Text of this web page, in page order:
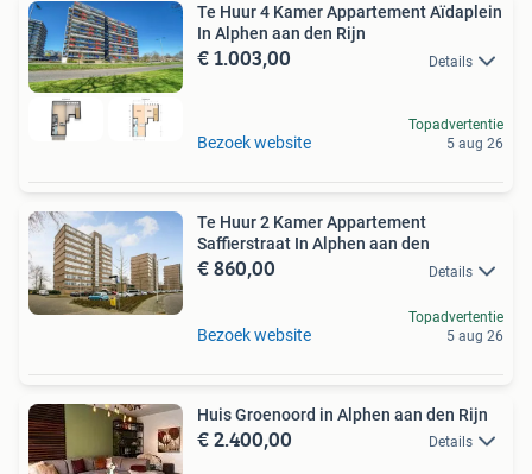
Te Huur 4 Kamer Appartement Aïdaplein
In Alphen aan den Rijn
€ 1.003,00 Details
Bezoek website
Topadvertentie
5 aug 26
Te Huur 2 Kamer Appartement
Saffierstraat In Alphen aan den
€ 860,00 Details
Bezoek website
Topadvertentie
5 aug 26
Huis Groenoord in Alphen aan den Rijn
€ 2.400,00 Details